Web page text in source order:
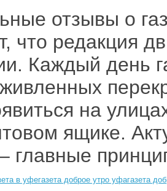
отзывы о
что редакция
Каждый день
на
ящике.
главные
в уфегазета доброе утро уфагазета